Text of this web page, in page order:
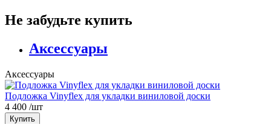
Не забудьте купить
Аксессуары
Аксессуары
Подложка Vinyflex для укладки виниловой доски
4 400 /шт
Купить